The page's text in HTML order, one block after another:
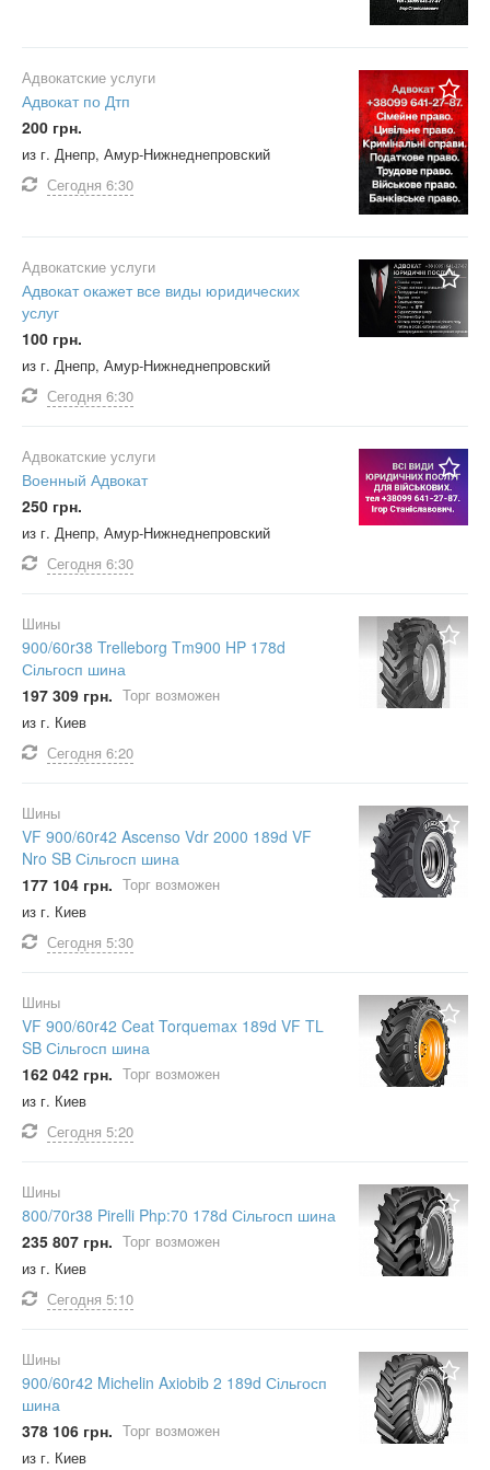
Адвокатские услуги
Адвокат по Дтп
200 грн.
из г. Днепр, Амур-Нижнеднепровский
Сегодня 6:30
Адвокатские услуги
Адвокат окажет все виды юридических
услуг
100 грн.
из г. Днепр, Амур-Нижнеднепровский
Сегодня 6:30
Адвокатские услуги
Военный Адвокат
250 грн.
из г. Днепр, Амур-Нижнеднепровский
Сегодня 6:30
Шины
900/60r38 Trelleborg Tm900 HP 178d
Сільгосп шина
197 309 грн. Торг возможен
из г. Киев
Сегодня 6:20
Шины
VF 900/60r42 Ascenso Vdr 2000 189d VF
Nro SB Сільгосп шина
177 104 грн. Торг возможен
из г. Киев
Сегодня 5:30
Шины
VF 900/60r42 Ceat Torquemax 189d VF TL
SB Сільгосп шина
162 042 грн. Торг возможен
из г. Киев
Сегодня 5:20
Шины
800/70r38 Pirelli Php:70 178d Сільгосп шина
235 807 грн. Торг возможен
из г. Киев
Сегодня 5:10
Шины
900/60r42 Michelin Axiobib 2 189d Сільгосп
шина
378 106 грн. Торг возможен
из г. Киев